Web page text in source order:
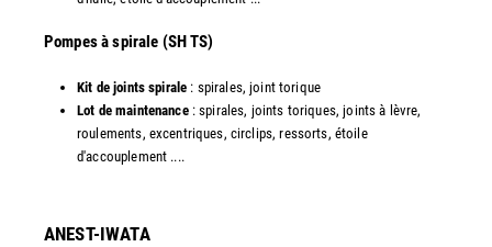
​Pompes à spirale (SH TS)
Kit de joints spirale : spirales, joint torique
Lot de maintenance: spirales, joints toriques, joints à lèvre,
roulements, excentriques, circlips, ressorts, étoile
d'accouplement ....​
ANEST-IWATA